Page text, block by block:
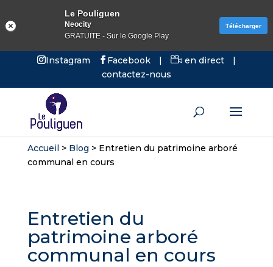
Instagram Facebook | en direct
|
contactez-nous
Accueil> Blog > Entretien du patrimoine arboré
communal en cours
Entretien du
patrimoine arboré
communal en cours
Le Pouliguen
Neocity
GRATUITE - Sur le Google Play
Télécharger